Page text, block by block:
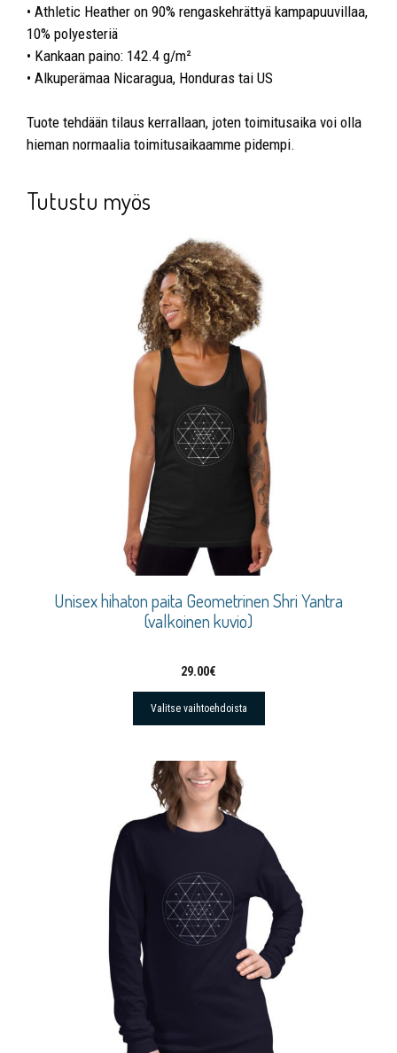
• Athletic Heather on 90% rengaskehrättyä kampapuuvillaa,
10% polyesteriä
• Kankaan paino: 142.4 g/m²
• Alkuperämaa Nicaragua, Honduras tai US
Tuote tehdään tilaus kerrallaan, joten toimitusaika voi olla
hieman normaalia toimitusaikaamme pidempi.
Tutustu myös
Unisex hihaton paita Geometrinen Shri Yantra
(valkoinen kuvio)
29.00€
Valitse vaihtoehdoista